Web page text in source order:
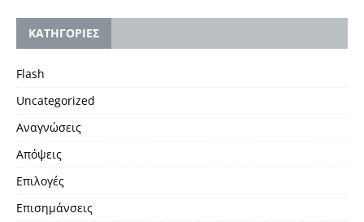
KΑΤΗΓΟΡΙΕΣ
Flash
Uncategorized
Αναγνώσεις
Απόψεις
Επιλογές
Επισημάνσεις